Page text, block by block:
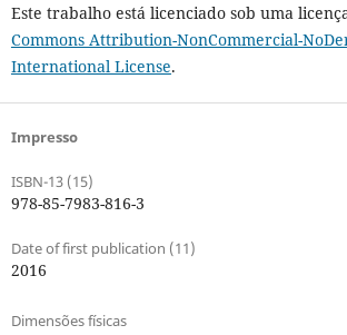
Este trabalho está licenciado sob uma
Commons Attribution-NonCommercial-
International License.
Impresso
ISBN-13 (15)
978-85-7983-816-3
Date of first publication (11)
2016
Dimensões físicas